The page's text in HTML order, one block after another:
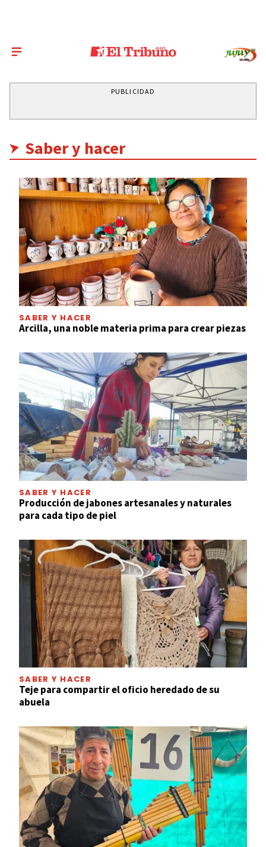
PUBLICIDAD
Saber y hacer
SABER Y HACER
Arcilla, una noble materia prima para crear piezas
SABER Y HACER
Producción de jabones artesanales y naturales
para cada tipo de piel
SABER Y HACER
Teje para compartir el oficio heredado de su
abuela